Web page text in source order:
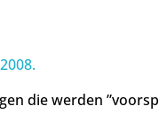
die werden